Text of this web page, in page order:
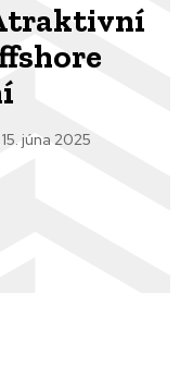
15. júna 2025